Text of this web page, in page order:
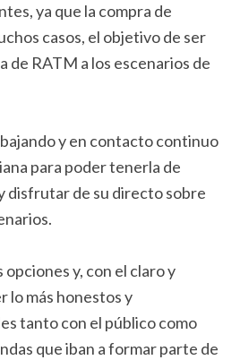
ya que la compra de
casos, el objetivo de ser
de RATM a los escenarios de
y en contacto continuo
para poder tenerla de
disfrutar de su directo sobre
y, con el claro y
lo más honestos y
tanto con el público como
que iban a formar parte de